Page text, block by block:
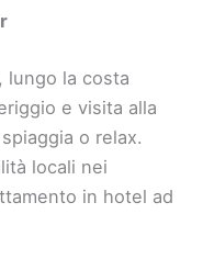
, lungo la costa
e visita alla
o relax.
locali nei
in hotel ad